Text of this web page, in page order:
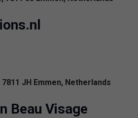
JH Emmen, Netherlands
Beau Visage